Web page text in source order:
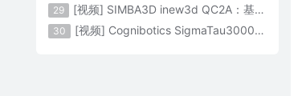
29 [视频] SIMBA3D inew3d QC2A：基于AI建模的桌面全彩色3D打印机
30 [视频] Cognibotics SigmaTau3000 轻型机器人：智能制造的未来